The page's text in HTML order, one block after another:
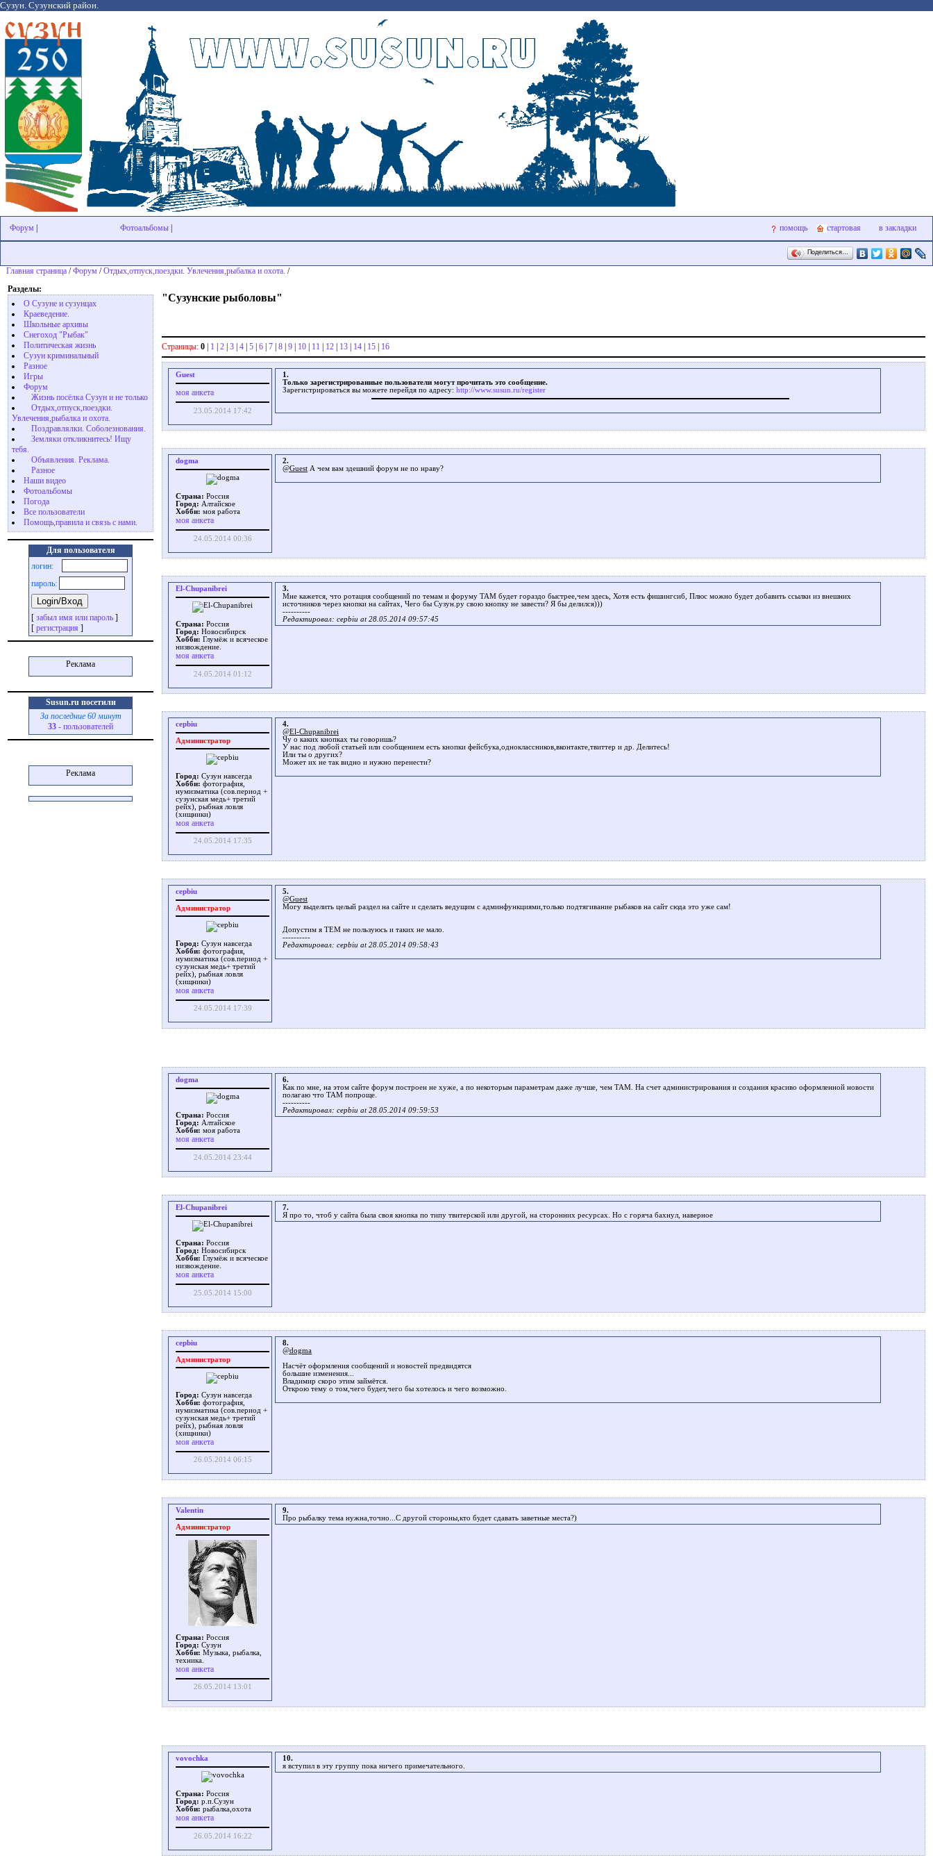
Сузун. Сузунский район.
Форум Фотоальбомы помощь стартовая в закладки
Поделиться…
Главная страница /Форум /Отдых,отпуск,поездки. Увлечения,рыбалка и охота. /
Разделы:
О Сузуне и сузунцах
Краеведение.
Школьные архивы
Снегоход "Рыбак"
Политическая жизнь
Сузун криминальный
Разное
Игры
Форум
Жизнь посёлка Сузун и не только
Отдых,отпуск,поездки.
Увлечения,рыбалка и охота.
Поздравлялки. Соболезнования.
Земляки откликнитесь! Ищу
тебя.
Объявления. Реклама.
Разное
Наши видео
Фотоальбомы
Погода
Все пользователи
Помощь,правила и связь с нами.
Для пользователя
логин:
пароль:
[ забыл имя или пароль ]
[ регистрация ]
Реклама
Susun.ru посетили
За последние 60 минут
33 - пользователей
Реклама
"Сузунские рыболовы"
Страницы: 0 1 2 3 4 5 6 7 8 9 10 11 12 13 14 15 16
Guest
моя анкета
23.05.2014 17:42
1.
Только зарегистрированные пользователи могут прочитать это сообщение.
Зарегистрироваться вы можете перейдя по адресу: http://www.susun.ru/register
dogma
Страна: Россия
Город: Алтайское
Хобби: мoя работа
моя анкета
24.05.2014 00:36
2.
@Guest А чем вам здешний форум не по нраву?
El-Chupanibrei
Страна: Россия
Город: Новосибирск
Хобби: Глумёж и всяческое
низвождение.
моя анкета
24.05.2014 01:12
3.
Мне кажется, что ротация сообщений по темам и форуму ТАМ будет гораздо быстрее,чем здесь, Хотя есть фишингсиб, Плюс можно будет добавить ссылки из внешних
источников через кнопки на сайтах, Чего бы Сузун.ру свою кнопку не завести? Я бы делился)))
----------
Редактировал: cepbiu at 28.05.2014 09:57:45
cepbiu
Администратор
Город: Сузун навсегда
Хобби: фотография,
нумизматика (сов.период +
сузунская медь+ третий
рейх), рыбная ловля
(хищники)
моя анкета
24.05.2014 17:35
4.
@El-Chupanibrei
Чу о каких кнопках ты говоришь?
У нас под любой статьей или сообщением есть кнопки фейсбука,одноклассников,вконтакте,твиттер и др. Делитесь!
Или ты о других?
Может их не так видно и нужно перенести?
cepbiu
Администратор
Город: Сузун навсегда
Хобби: фотография,
нумизматика (сов.период +
сузунская медь+ третий
рейх), рыбная ловля
(хищники)
моя анкета
24.05.2014 17:39
5.
@Guest
Могу выделить целый раздел на сайте и сделать ведущим с админфункциями,только подтягивание рыбаков на сайт сюда это уже сам!
Допустим я ТЕМ не пользуюсь и таких не мало.
----------
Редактировал: cepbiu at 28.05.2014 09:58:43
dogma
Страна: Россия
Город: Алтайское
Хобби: мoя работа
моя анкета
24.05.2014 23:44
6.
Как по мне, на этом сайте форум построен не хуже, а по некоторым параметрам даже лучше, чем ТАМ. На счет администрирования и создания красиво оформленной новости
полагаю что ТАМ попроще.
----------
Редактировал: cepbiu at 28.05.2014 09:59:53
El-Chupanibrei
Страна: Россия
Город: Новосибирск
Хобби: Глумёж и всяческое
низвождение.
моя анкета
25.05.2014 15:00
7.
Я про то, чтоб у сайта была своя кнопка по типу твитерской или другой, на сторонних ресурсах. Но с горяча бахнул, наверное
cepbiu
Администратор
Город: Сузун навсегда
Хобби: фотография,
нумизматика (сов.период +
сузунская медь+ третий
рейх), рыбная ловля
(хищники)
моя анкета
26.05.2014 06:15
8.
@dogma
Насчёт оформления сообщений и новостей предвидятся
большие изменения...
Владимир скоро этим займётся.
Открою тему о том,чего будет,чего бы хотелось и чего возможно.
Valentin
Администратор
Страна: Россия
Город: Сузун
Хобби: Музыка, рыбалка,
техника.
моя анкета
26.05.2014 13:01
9.
Про рыбалку тема нужна,точно...С другой стороны,кто будет сдавать заветные места?)
vovochka
Страна: Россия
Город: р.п.Сузун
Хобби: рыбалка,охота
моя анкета
26.05.2014 16:22
10.
я вступил в эту группу пока ничего примечательного.